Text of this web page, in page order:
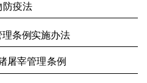
防疫法
条例实施办法
屠宰管理条例